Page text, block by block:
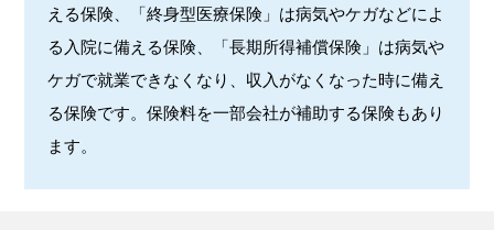
える保険、「終身型医療保険」は病気やケガなどによ
る入院に備える保険、「長期所得補償保険」は病気や
ケガで就業できなくなり、収入がなくなった時に備え
る保険です。保険料を一部会社が補助する保険もあり
ます。